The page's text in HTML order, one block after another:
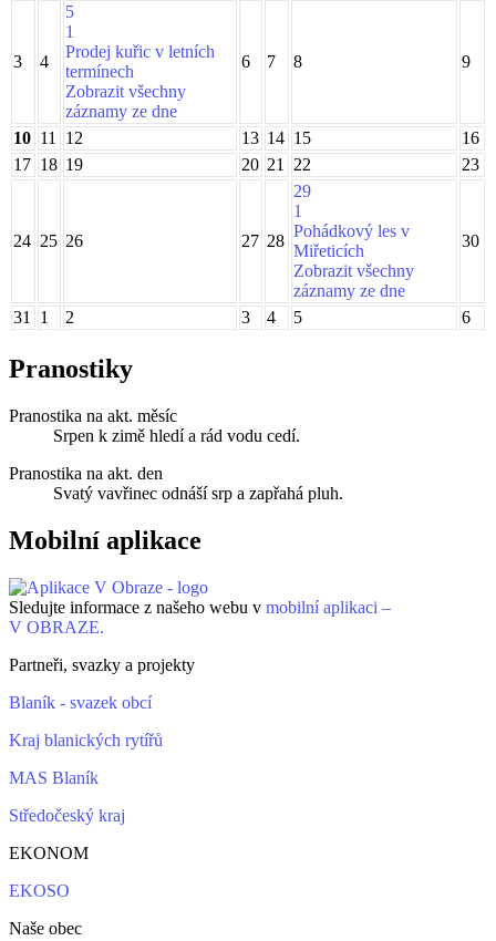
3 4
5
1
Prodej kuřic v letních
termínech
Zobrazit všechny
záznamy ze dne
6 7 8 9
10 11 12 13 14 15
16
17 18 19 20 21 22 23
24 25 26 27 28
29
1
Pohádkový les v
Miřeticích
Zobrazit všechny
záznamy ze dne
30
31 1 2 3 4 5 6
Pranostiky
Pranostika na akt. měsíc
Srpen k zimě hledí a rád vodu cedí.
Pranostika na akt. den
Svatý vavřinec odnáší srp a zapřahá pluh.
Mobilní aplikace
Sledujte informace z našeho webu v mobilní aplikaci –
V OBRAZE.
Partneři, svazky a projekty
Blaník - svazek obcí
Kraj blanických rytířů
MAS Blaník
Středočeský kraj
EKONOM
EKOSO
Naše obec